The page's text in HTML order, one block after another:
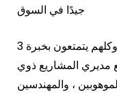
3 الأشياء: لدينا أكثر من 500 موظف ، وكلهم يتمتعون بخبرة
مع مديري المشاريع ذوي
، والمهندسين